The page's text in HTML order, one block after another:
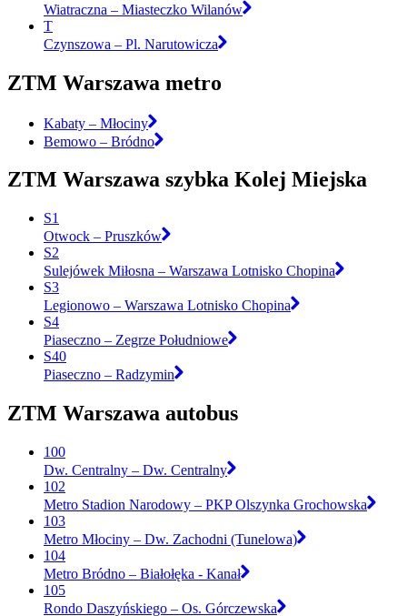
Wiatraczna – Miasteczko Wilanów
T
Czynszowa – Pl. Narutowicza
ZTM Warszawa metro
Kabaty – Młociny
Bemowo – Bródno
ZTM Warszawa szybka Kolej Miejska
S1
Otwock – Pruszków
S2
Sulejówek Miłosna – Warszawa Lotnisko Chopina
S3
Legionowo – Warszawa Lotnisko Chopina
S4
Piaseczno – Zegrze Południowe
S40
Piaseczno – Radzymin
ZTM Warszawa autobus
100
Dw. Centralny – Dw. Centralny
102
Metro Stadion Narodowy – PKP Olszynka Grochowska
103
Metro Młociny – Dw. Zachodni (Tunelowa)
104
Metro Bródno – Białołęka - Kanał
105
Rondo Daszyńskiego – Os. Górczewska